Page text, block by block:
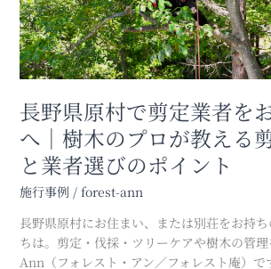
だ
さ
い
｜
伐
採/
剪
定
は
お
任
せ
く
だ
長野県原村で剪定業者を
へ｜樹木のプロが教える
と業者選びのポイント
施行事例 / forest-ann
長野県原村にお住まい、または別荘をお持
ちは。剪定・伐採・ツリーケアや樹木の管
Ann（フォレスト・アン／フォレスト庵）で
剪
定
業
者
を
お
探
し
の
へ
｜
樹
木